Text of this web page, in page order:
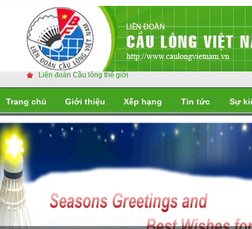
Liên đoàn Cầu lông thế giới
Trang chủ Giới thiệu Xếp hạng Tin tức Sự